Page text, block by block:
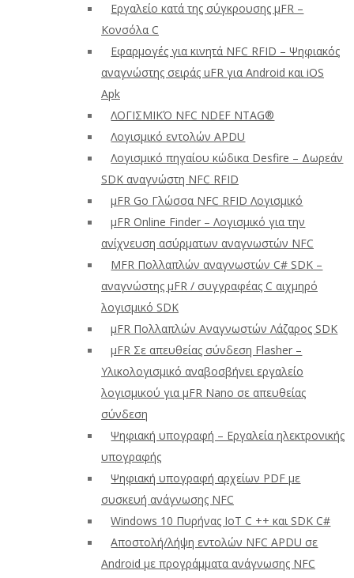
Εργαλείο κατά της σύγκρουσης μFR –
Κονσόλα C
Εφαρμογές για κινητά NFC RFID – Ψηφιακός
αναγνώστης σειράς uFR για Android και iOS
Apk
ΛΟΓΙΣΜΙΚΌ NFC NDEF NTAG®
Λογισμικό εντολών APDU
Λογισμικό πηγαίου κώδικα Desfire – Δωρεάν
SDK αναγνώστη NFC RFID
μFR Go Γλώσσα NFC RFID Λογισμικό
μFR Online Finder – Λογισμικό για την
ανίχνευση ασύρματων αναγνωστών NFC
ΜFR Πολλαπλών αναγνωστών C# SDK –
αναγνώστης μFR / συγγραφέας C αιχμηρό
λογισμικό SDK
μFR Πολλαπλών Αναγνωστών Λάζαρος SDK
μFR Σε απευθείας σύνδεση Flasher –
Υλικολογισμικό αναβοσβήνει εργαλείο
λογισμικού για μFR Nano σε απευθείας
σύνδεση
Ψηφιακή υπογραφή – Εργαλεία ηλεκτρονικής
υπογραφής
Ψηφιακή υπογραφή αρχείων PDF με
συσκευή ανάγνωσης NFC
Windows 10 Πυρήνας IoT C ++ και SDK C#
Αποστολή/λήψη εντολών NFC APDU σε
Android με προγράμματα ανάγνωσης NFC